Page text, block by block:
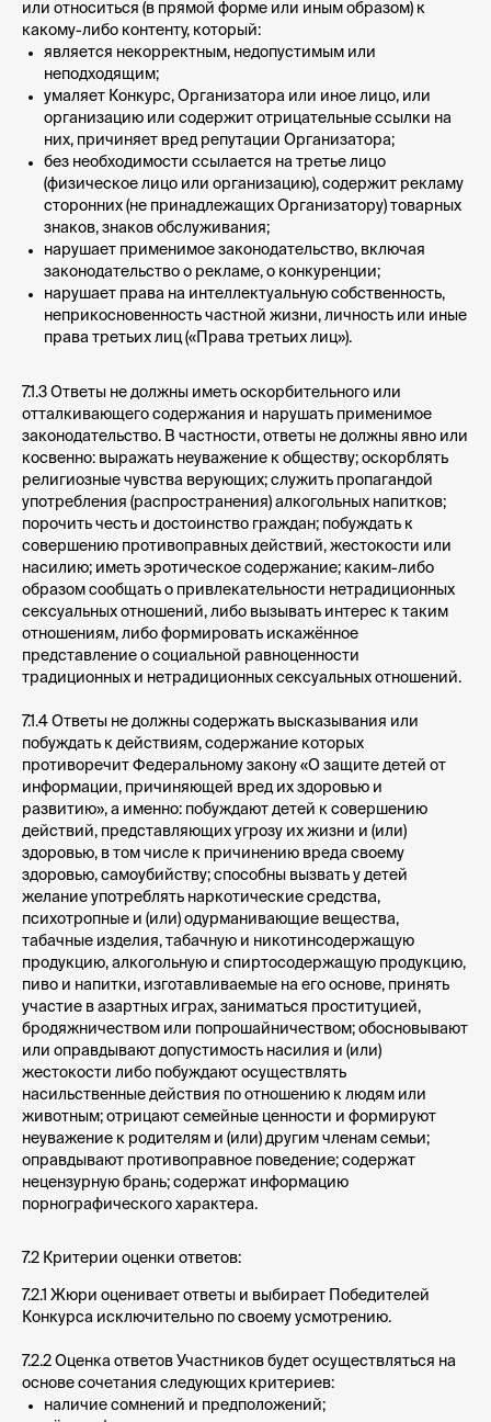
или относиться (в прямой форме или иным образом) к
какому-либо контенту, который:
является некорректным, недопустимым или
неподходящим;
умаляет Конкурс, Организатора или иное лицо, или
организацию или содержит отрицательные ссылки на
них, причиняет вред репутации Организатора;
без необходимости ссылается на третье лицо
(физическое лицо или организацию), содержит рекламу
сторонних (не принадлежащих Организатору) товарных
знаков, знаков обслуживания;
нарушает применимое законодательство, включая
законодательство о рекламе, о конкуренции;
нарушает права на интеллектуальную собственность,
неприкосновенность частной жизни, личность или иные
права третьих лиц («Права третьих лиц»).
7.1.3 Ответы не должны иметь оскорбительного или
отталкивающего содержания и нарушать применимое
законодательство. В частности, ответы не должны явно или
косвенно: выражать неуважение к обществу; оскорблять
религиозные чувства верующих; служить пропагандой
употребления (распространения) алкогольных напитков;
порочить честь и достоинство граждан; побуждать к
совершению противоправных действий, жестокости или
насилию; иметь эротическое содержание; каким-либо
образом сообщать о привлекательности нетрадиционных
сексуальных отношений, либо вызывать интерес к таким
отношениям, либо формировать искажённое
представление о социальной равноценности
традиционных и нетрадиционных сексуальных отношений.
7.1.4 Ответы не должны содержать высказывания или
побуждать к действиям, содержание которых
противоречит Федеральному закону «О защите детей от
информации, причиняющей вред их здоровью и
развитию», а именно: побуждают детей к совершению
действий, представляющих угрозу их жизни и (или)
здоровью, в том числе к причинению вреда своему
здоровью, самоубийству; способны вызвать у детей
желание употреблять наркотические средства,
психотропные и (или) одурманивающие вещества,
табачные изделия, табачную и никотинсодержащую
продукцию, алкогольную и спиртосодержащую продукцию,
пиво и напитки, изготавливаемые на его основе, принять
участие в азартных играх, заниматься проституцией,
бродяжничеством или попрошайничеством; обосновывают
или оправдывают допустимость насилия и (или)
жестокости либо побуждают осуществлять
насильственные действия по отношению к людям или
животным; отрицают семейные ценности и формируют
неуважение к родителям и (или) другим членам семьи;
оправдывают противоправное поведение; содержат
нецензурную брань; содержат информацию
порнографического характера.
7.2 Критерии оценки ответов:
7.2.1 Жюри оценивает ответы и выбирает Победителей
Конкурса исключительно по своему усмотрению.
7.2.2 Оценка ответов Участников будет осуществляться на
основе сочетания следующих критериев:
наличие сомнений и предположений;